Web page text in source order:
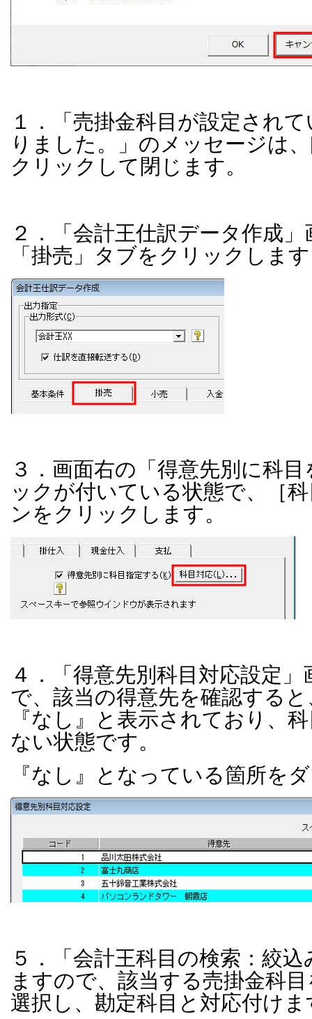
１．「売掛金科目が設定され
りました。」のメッセージは、
クリックして閉じます。
２．「会計王仕訳データ作成
「掛売」タブをクリックしま
３．画面右の「得意先別に科
ックが付いている状態で、［
ンをクリックします。
４．「得意先別科目対応設定
で、該当の得意先を確認する
『なし』と表示されており、
ない状態です。
『なし』となっている箇所を
５．「会計王科目の検索：絞
ますので、該当する売掛金科
選択し、勘定科目と対応付けま